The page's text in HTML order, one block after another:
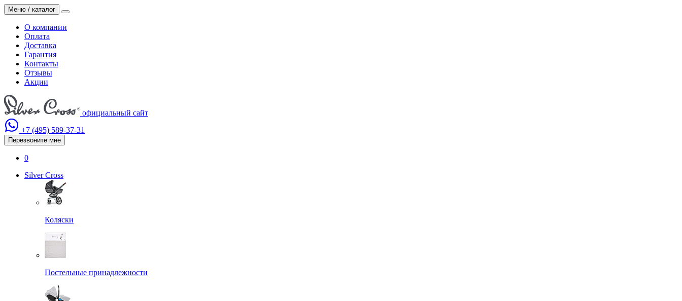
Меню / каталог
О компании
Оплата
Доставка
Гарантия
Контакты
Отзывы
Акции
официальный сайт
+7 (495) 589-37-31
Перезвоните мне
0
Silver Cross
Коляски
Постельные принадлежности